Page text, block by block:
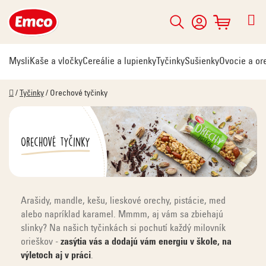
na
obsah
Hľadať
NÁKUPNÝ
KOŠÍK
MysliKaše a vločkyCereálie a lupienky TyčinkySušienkyOvocie a
Domov
/ Tyčinky / Orechové tyčinky
Orechové tyčinky
Arašidy, mandle, kešu, lieskové orechy, pistácie, med
alebo napríklad karamel. Mmmm, aj vám sa zbiehajú
slinky? Na našich tyčinkách si pochutí každý milovník
orieškov - zasýtia vás a dodajú vám energiu v škole, na
výletoch aj v práci.